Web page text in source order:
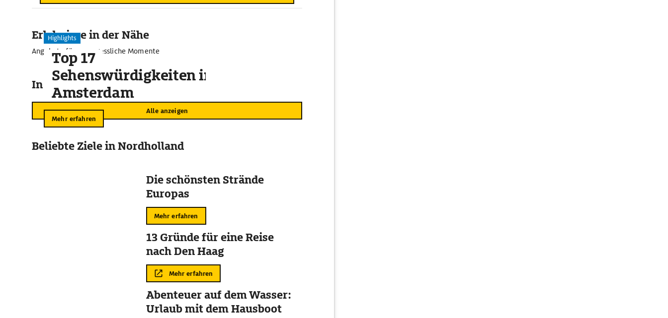
Erlebnisse in der Nähe
Angebote für unvergessliche Momente
In der Umgebung
Alle anzeigen
Highlights
Top 17
Sehenswürdigkeiten in
Amsterdam
Mehr erfahren
Beliebte Ziele in Nordholland
Die schönsten Strände
Europas
Mehr erfahren
13 Gründe für eine Reise
nach Den Haag
Mehr erfahren
Abenteuer auf dem Wasser:
Urlaub mit dem Hausboot